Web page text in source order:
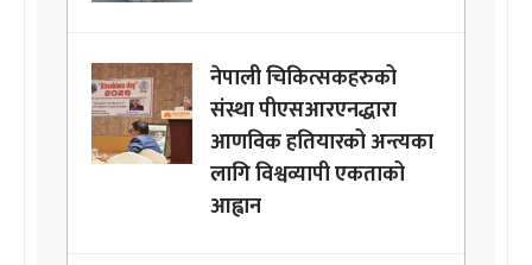
नेपाली चिकित्सकहरुको
संस्था पीएसआरएनद्धारा
आणविक हतियारको अन्त्यका
लागि विश्वव्यापी एकताको
आह्वान